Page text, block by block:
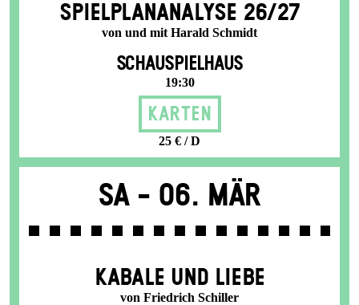
SPIEL­PLAN­ANALYSE 26/27
von und mit Harald Schmidt
SCHAUSPIELHAUS
19:30
Karten
25 € / D
Sa - 06. Mär
KABALE UND LIEBE
von Friedrich Schiller